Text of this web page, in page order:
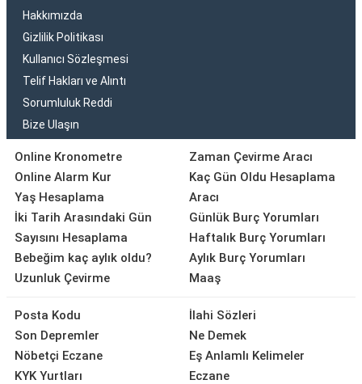
Hakkımızda
Gizlilik Politikası
Kullanıcı Sözleşmesi
Telif Hakları ve Alıntı
Sorumluluk Reddi
Bize Ulaşın
Online Kronometre
Online Alarm Kur
Yaş Hesaplama
İki Tarih Arasındaki Gün
Sayısını Hesaplama
Bebeğim kaç aylık oldu?
Uzunluk Çevirme
Zaman Çevirme Aracı
Kaç Gün Oldu Hesaplama
Aracı
Günlük Burç Yorumları
Haftalık Burç Yorumları
Aylık Burç Yorumları
Maaş
Posta Kodu
Son Depremler
Nöbetçi Eczane
KYK Yurtları
İlahi Sözleri
Ne Demek
Eş Anlamlı Kelimeler
Eczane